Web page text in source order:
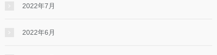
2022年7月
2022年6月